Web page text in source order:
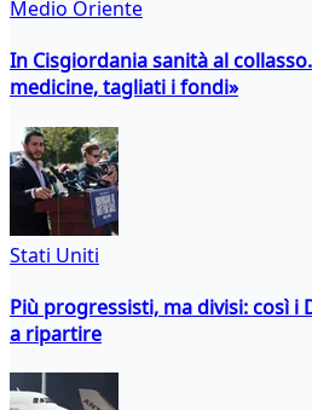
Medio Oriente
In Cisgiordania sanità al
medicine, tagliati i fondi»
Stati Uniti
Più progressisti, ma divisi: così i
a ripartire